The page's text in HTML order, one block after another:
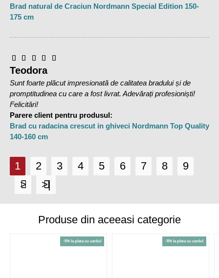
Brad natural de Craciun Nordmann Special Edition 150-
175 cm
Teodora
Sunt foarte plăcut impresionată de calitatea bradului și de
promptitudinea cu care a fost livrat. Adevărați profesioniști!
Felicitări!
Parere client pentru produsul:
Brad cu radacina crescut in ghiveci Nordmann Top Quality
140-160 cm
1 2 3 4 5 6 7 8
9
>
>|
Produse din aceeasi categorie
-5% la plata cu cardul -5% la plata cu cardul